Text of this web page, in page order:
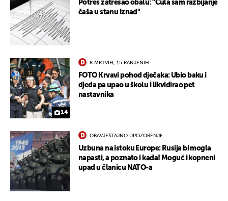
Potres zatresao obalu: "Čula sam razbijanje
čaša u stanu iznad"
14
8 MRTVIH, 15 RANJENIH
FOTO Krvavi pohod dječaka: Ubio baku i
djeda pa upao u školu i likvidirao pet
nastavnika
OBAVJEŠTAJNO UPOZORENJE
Uzbuna na istoku Europe: Rusija bi mogla
napasti, a poznato i kada! Moguć i kopneni
upad u članicu NATO-a